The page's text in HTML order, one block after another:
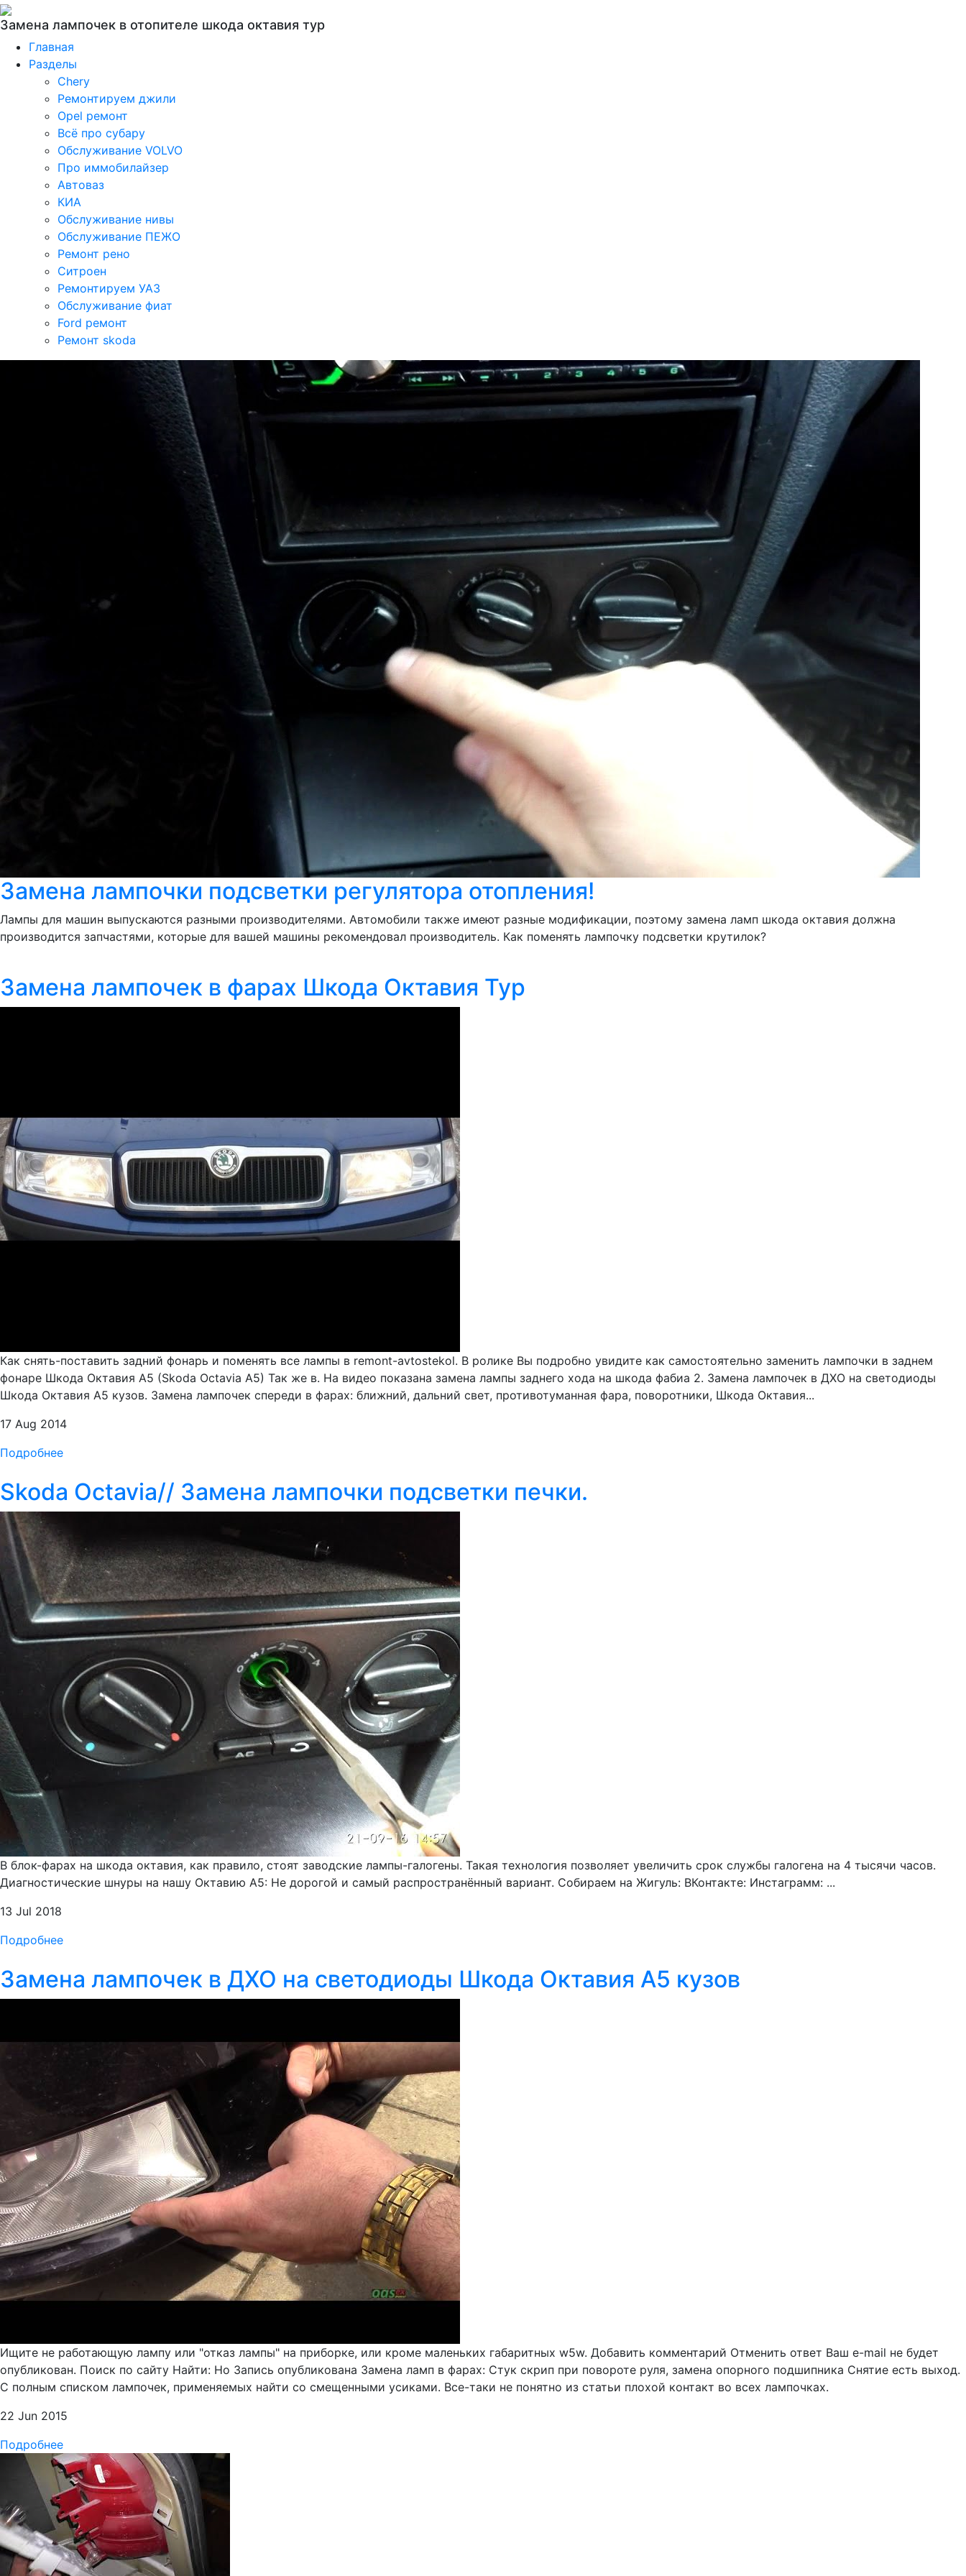
Замена лампочек в отопителе шкода октавия тур
Главная
Разделы
Chery
Ремонтируем джили
Opel ремонт
Всё про субару
Обслуживание VOLVO
Про иммобилайзер
Автоваз
КИА
Обслуживание нивы
Обслуживание ПЕЖО
Ремонт рено
Ситроен
Ремонтируем УАЗ
Обслуживание фиат
Ford ремонт
Ремонт skoda
Замена лампочки подсветки регулятора отопления!
Лампы для машин выпускаются разными производителями. Автомобили также имеют разные модификации, поэтому замена ламп шкода октавия должна
производится запчастями, которые для вашей машины рекомендовал производитель. Как поменять лампочку подсветки крутилок?
Замена лампочек в фарах Шкода Октавия Тур
Как снять-поставить задний фонарь и поменять все лампы в remont-avtostekol. В ролике Вы подробно увидите как самостоятельно заменить лампочки в заднем
фонаре Шкода Октавия А5 (Skoda Octavia A5) Так же в. На видео показана замена лампы заднего хода на шкода фабиа 2. Замена лампочек в ДХО на светодиоды
Шкода Октавия А5 кузов. Замена лампочек спереди в фарах: ближний, дальний свет, противотуманная фара, поворотники, Шкода Октавия...
17 Aug 2014
Подробнее
Skoda Octavia// Замена лампочки подсветки печки.
В блок-фарах на шкода октавия, как правило, стоят заводские лампы-галогены. Такая технология позволяет увеличить срок службы галогена на 4 тысячи часов.
Диагностические шнуры на нашу Октавию А5: Не дорогой и самый распространённый вариант. Собираем на Жигуль: ВКонтакте: Инстаграмм: ...
13 Jul 2018
Подробнее
Замена лампочек в ДХО на светодиоды Шкода Октавия А5 кузов
Ищите не работающую лампу или "отказ лампы" на приборке, или кроме маленьких габаритных w5w. Добавить комментарий Отменить ответ Ваш e-mail не будет
опубликован. Поиск по сайту Найти: Но Запись опубликована Замена ламп в фарах: Стук скрип при повороте руля, замена опорного подшипника Снятие есть выход.
С полным списком лампочек, применяемых найти со смещенными усиками. Все-таки не понятно из статьи плохой контакт во всех лампочках.
22 Jun 2015
Подробнее